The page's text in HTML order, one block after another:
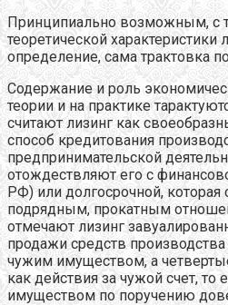
Принципиально возможным, с
теоретической характеристики
определение, сама трактовка
Содержание и роль
теории и на практике
считают лизинг как
способ кредитования
предпринимательской
отождествляют его с
РФ) или долгосрочной,
подрядным, прокатным
отмечают лизинг
продажи средств
чужим имуществом, а
как действия за чужой счет,
имуществом по поручению